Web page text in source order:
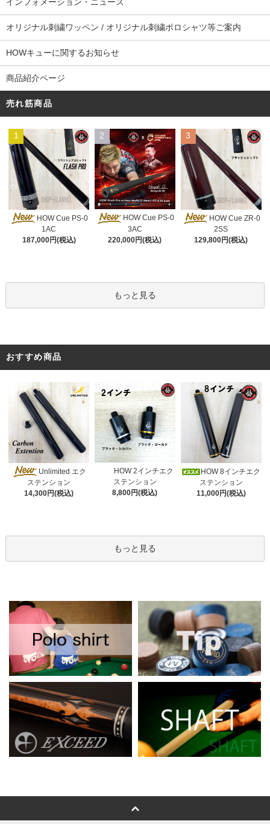
オリジナル刺繍ワッペン / オリジナル刺繍ポロシャツ等ご案内
HOWキューに関するお知らせ
商品紹介ページ
売れ筋商品
1
HOW Cue PS-0
1AC
187,000円(税込)
2
HOW Cue PS-0
3AC
220,000円(税込)
3
HOW Cue ZR-0
2SS
129,800円(税込)
もっと見る
おすすめ商品
Unlimited エク
ステンション
14,300円(税込)
HOW 2インチエク
ステンション
8,800円(税込)
HOW 8インチエク
ステンション
11,000円(税込)
もっと見る